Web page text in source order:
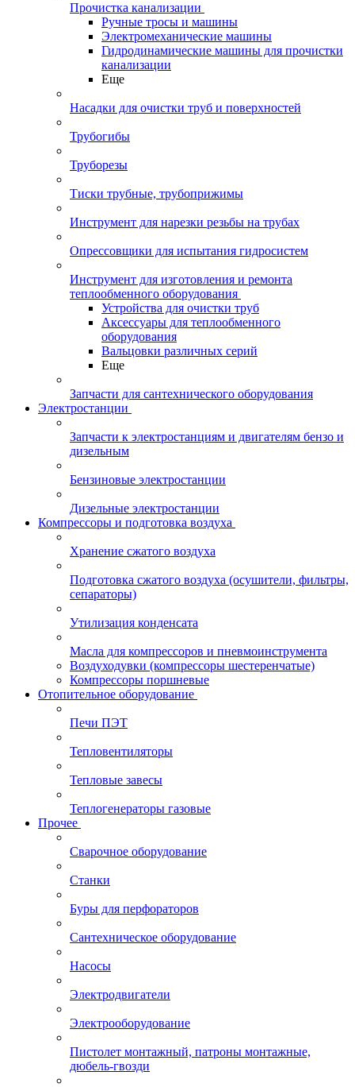
Прочистка канализации
Ручные тросы и машины
Электромеханические машины
Гидродинамические машины для прочистки
канализации
Еще
Насадки для очистки труб и поверхностей
Трубогибы
Труборезы
Тиски трубные, трубоприжимы
Инструмент для нарезки резьбы на трубах
Опрессовщики для испытания гидросистем
Инструмент для изготовления и ремонта
теплообменного оборудования
Устройства для очистки труб
Аксессуары для теплообменного
оборудования
Вальцовки различных серий
Еще
Запчасти для сантехнического оборудования
Электростанции
Запчасти к электростанциям и двигателям бензо и
дизельным
Бензиновые электростанции
Дизельные электростанции
Компрессоры и подготовка воздуха
Хранение сжатого воздуха
Подготовка сжатого воздуха (осушители, фильтры,
сепараторы)
Утилизация конденсата
Масла для компрессоров и пневмоинструмента
Воздуходувки (компрессоры шестеренчатые)
Компрессоры поршневые
Отопительное оборудование
Печи ПЭТ
Тепловентиляторы
Тепловые завесы
Теплогенераторы газовые
Прочее
Сварочное оборудование
Станки
Буры для перфораторов
Сантехническое оборудование
Насосы
Электродвигатели
Электрооборудование
Пистолет монтажный, патроны монтажные,
дюбель-гвозди